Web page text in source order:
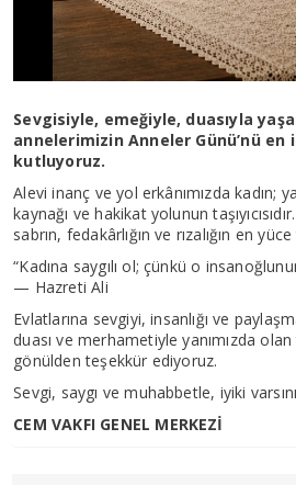
Sevgisiyle, emeğiyle, duasıyla
annelerimizin Anneler Günü’nü
kutluyoruz.
Alevi inanç ve yol erkânımızda kadın;
kaynağı ve hakikat yolunun
sabrın, fedakârlığın ve rızalığın en
“Kadına saygılı ol; çünkü o
— Hazreti Ali
Evlatlarına sevgiyi, insanlığı ve
duası ve merhametiyle yanımızda
gönülden teşekkür ediyoruz.
Sevgi, saygı ve muhabbetle, iyiki
CEM VAKFI GENEL MERKEZİ